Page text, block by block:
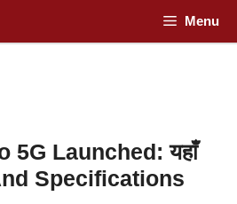
Menu
5G Launched: यहाँ
Specifications